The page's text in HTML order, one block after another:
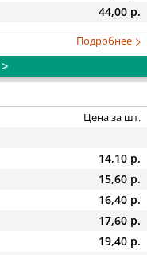
44,00 р.
Подробнее
Цена за шт.
14,10 р.
15,60 р.
16,40 р.
17,60 р.
19,40 р.